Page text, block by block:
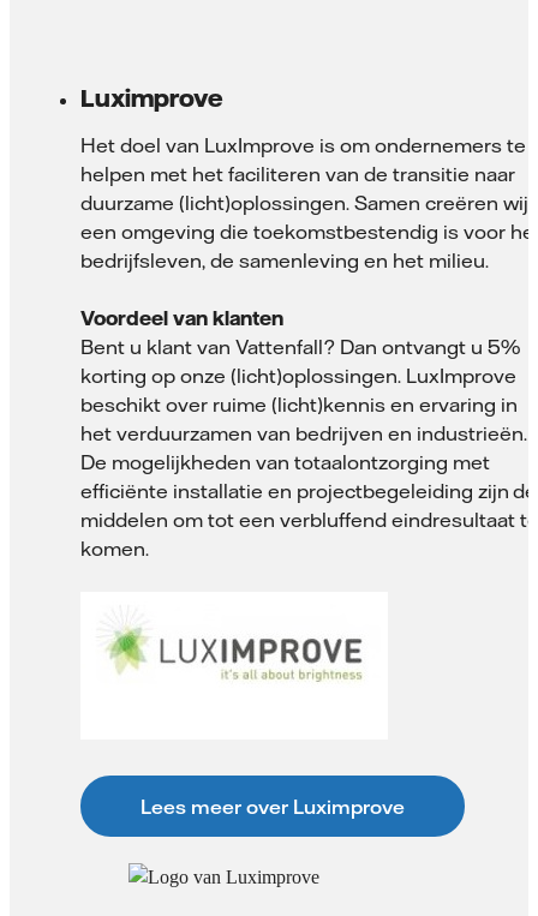
Luximprove
Het doel van LuxImprove is om ondernemers te
helpen met het faciliteren van de transitie naar
duurzame (licht)oplossingen. Samen creëren wij
een omgeving die toekomstbestendig is voor
bedrijfsleven, de samenleving en het milieu.
Voordeel van klanten
Bent u klant van Vattenfall? Dan ontvangt u 5%
korting op onze (licht)oplossingen. LuxImprove
beschikt over ruime (licht)kennis en ervaring in
het verduurzamen van bedrijven en industrieën.
De mogelijkheden van totaalontzorging met
efficiënte installatie en projectbegeleiding zijn dé
middelen om tot een verbluffend eindresultaat te
komen.
Lees meer over Luximprove